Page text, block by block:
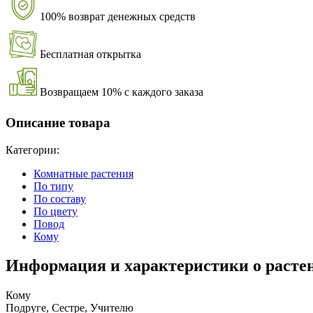
100% возврат денежных средств
Бесплатная открытка
Возвращаем 10% с каждого заказа
Описание товара
Категории:
Комнатные растения
По типу
По составу
По цвету
Повод
Кому
Информация и характеристики о
Кому
Подруге, Сестре, Учителю